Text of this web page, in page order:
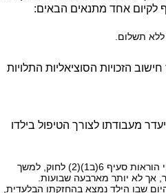
לקיום אחד מתנאים הבאים:
ללא תשלום.
הזכויות הסוציאליות התלויות
להיעדר מעבודתו לצורך הטיפול בילדו
במידה ובת זוגו של העובד החליטה לפצל את חופשת הלידה לפי הוראות סעיף 6(ב1)(2) לחוק, למשך
אך לא יותר מארבעה שבועות.
שבו הילד נמצא בהחזקתו הבלעדית,